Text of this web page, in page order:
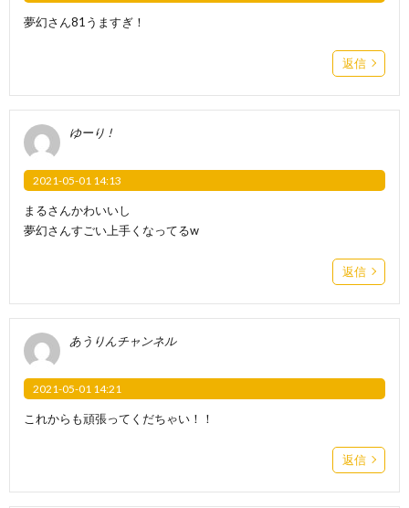
夢幻さん81うますぎ！
返信
ゆーり !
2021-05-01 14:13
まるさんかわいいし
夢幻さんすごい上手くなってるw
返信
あうりんチャンネル
2021-05-01 14:21
これからも頑張ってくだちゃい！！
返信